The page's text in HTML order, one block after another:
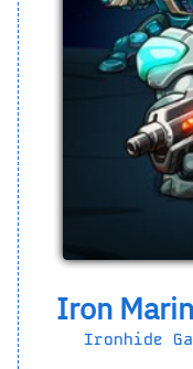
Iron
Ironhide